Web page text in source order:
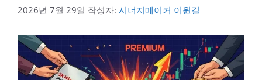
2026년 7월 29일 작성자: 시너지메이커 이원길